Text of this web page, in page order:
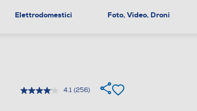
Elettrodomestici Foto, Video, Droni
4.1 (256)